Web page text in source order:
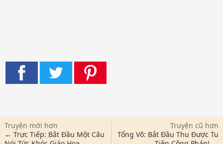
Truyện mới hơn
← Trực Tiếp: Bắt Đầu Một Câu
Truyện cũ hơn
Tổng Võ: Bắt Đầu Thu Được Tu